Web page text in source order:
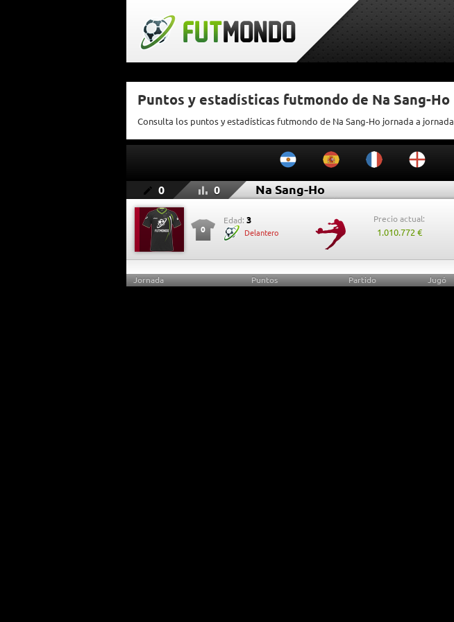
Puntos y estadísticas futmondo de Na Sang-Ho
Consulta los puntos y estadísticas futmondo de Na Sang-Ho jornada a jornada
0 0 Na Sang-Ho
0
Edad: 3
Delantero
Precio actual:
1.010.772 €
Jornada Puntos Partido Jugó